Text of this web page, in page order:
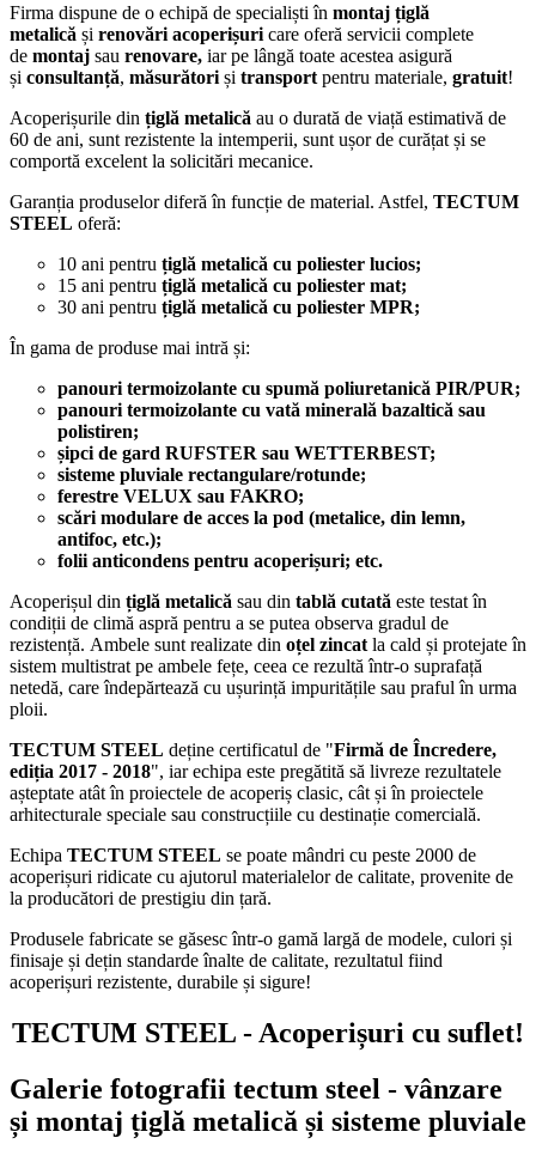
Firma dispune de o echipă de specialiști în montaj țiglă
metalică și renovări acoperișuri care oferă servicii complete
de montaj sau renovare, iar pe lângă toate acestea asigură
și consultanță, măsurători și transport pentru materiale, gratuit!
Acoperișurile din țiglă metalică au o durată de viață estimativă de
60 de ani, sunt rezistente la intemperii, sunt ușor de curățat și se
comportă excelent la solicitări mecanice.
Garanția produselor diferă în funcție de material. Astfel, TECTUM
STEEL oferă:
10 ani pentru țiglă metalică cu poliester lucios;
15 ani pentru țiglă metalică cu poliester mat;
30 ani pentru țiglă metalică cu poliester MPR;
În gama de produse mai intră și:
panouri termoizolante cu spumă poliuretanică PIR/PUR;
panouri termoizolante cu vată minerală bazaltică sau
polistiren;
șipci de gard RUFSTER sau WETTERBEST;
sisteme pluviale rectangulare/rotunde;
ferestre VELUX sau FAKRO;
scări modulare de acces la pod (metalice, din lemn,
antifoc, etc.);
folii anticondens pentru acoperișuri; etc.
Acoperișul din țiglă metalică sau din tablă cutată este testat în
condiții de climă aspră pentru a se putea observa gradul de
rezistență. Ambele sunt realizate din oțel zincat la cald și protejate în
sistem multistrat pe ambele fețe, ceea ce rezultă într-o suprafață
netedă, care îndepărtează cu ușurință impuritățile sau praful în urma
ploii.
TECTUM STEEL deține certificatul de "Firmă de Încredere,
ediția 2017 - 2018", iar echipa este pregătită să livreze rezultatele
așteptate atât în proiectele de acoperiș clasic, cât și în proiectele
arhitecturale speciale sau construcțiile cu destinație comercială.
Echipa TECTUM STEEL se poate mândri cu peste 2000 de
acoperișuri ridicate cu ajutorul materialelor de calitate, provenite de
la producători de prestigiu din țară.
Produsele fabricate se găsesc într-o gamă largă de modele, culori și
finisaje și dețin standarde înalte de calitate, rezultatul fiind
acoperișuri rezistente, durabile și sigure!
TECTUM STEEL - Acoperișuri cu suflet!
Galerie fotografii tectum steel - vânzare
și montaj țiglă metalică și sisteme pluviale